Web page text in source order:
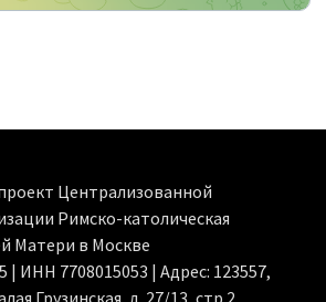
Централизованной
Римско-католическая
Матери в Москве
| ИНН 7708015053 | Адрес: 123557,